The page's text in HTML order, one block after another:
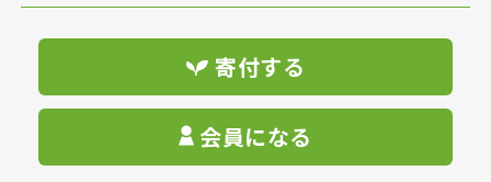
寄付する
会員になる